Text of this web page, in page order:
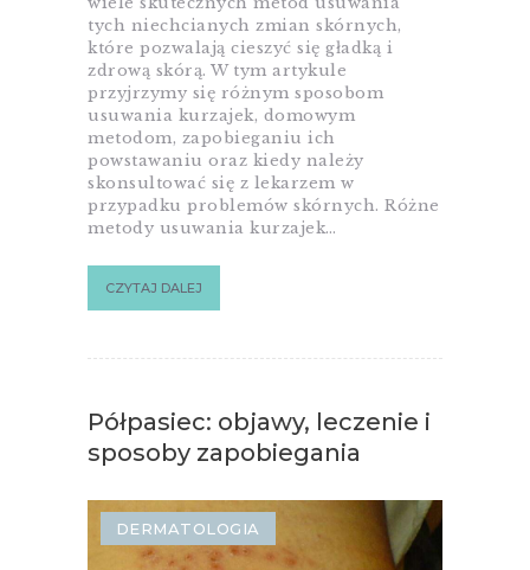
tych niechcianych zmian skórnych,
które pozwalają cieszyć się gładką i
zdrową skórą. W tym artykule
przyjrzymy się różnym sposobom
usuwania kurzajek, domowym
metodom, zapobieganiu ich
powstawaniu oraz kiedy należy
skonsultować się z lekarzem w
przypadku problemów skórnych. Różne
metody usuwania kurzajek…
CZYTAJ DALEJ
Półpasiec: objawy, leczenie i
sposoby zapobiegania
DERMATOLOGIA